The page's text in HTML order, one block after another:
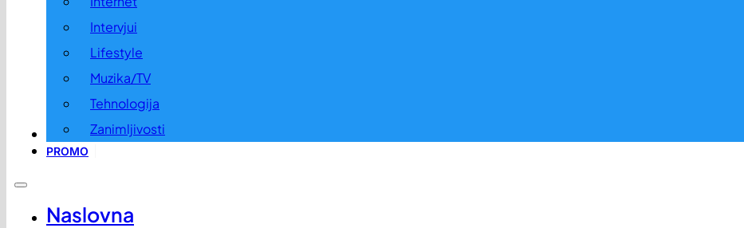
Intervjui
Lifestyle
Muzika/TV
Tehnologija
Zanimljivosti
OGLASI I KONKURSI
PROMO
Naslovna